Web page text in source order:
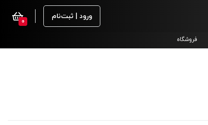
ورود | ثبت‌نام 0
فروشگاه